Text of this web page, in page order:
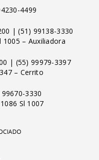
4499
|(51) 99138-3330
1005 – Auxiliadora
| (55) 99979-3397
– Cerrito
3330
Sl 1007